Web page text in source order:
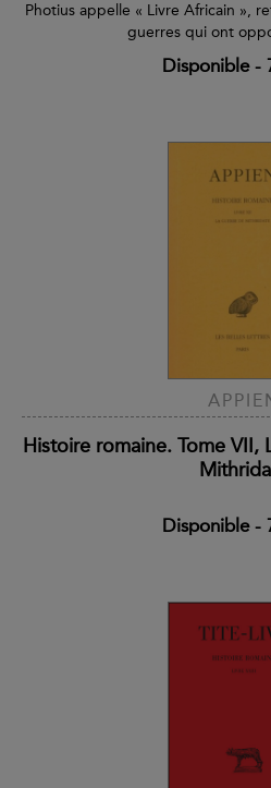
Photius appelle « Livre Africain »,
guerres qui ont
Disponible-
Histoire romaine. Tome VII,
Disponible-